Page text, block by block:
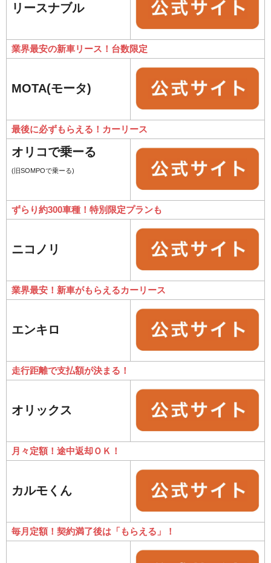
リースナブル
業界最安の新車リース！台数限定
MOTA(モータ)
最後に必ずもらえる！カーリース
オリコで乗ーる
(旧SOMPOで乗ーる)
ずらり約300車種！特別限定プランも
ニコノリ
業界最安！新車がもらえるカーリース
エンキロ
走行距離で支払額が決まる！
オリックス
月々定額！途中返却ＯＫ！
カルモくん
毎月定額！契約満了後は「もらえる」！